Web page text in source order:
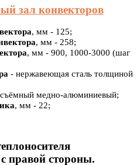
зал конвекторов
, мм - 125;
, мм - 258;
, мм - 900, 1000-3000 (шаг
- нержавеющая сталь толщиной
медно-алюминиевый;
, мм - 22;
правой стороны.